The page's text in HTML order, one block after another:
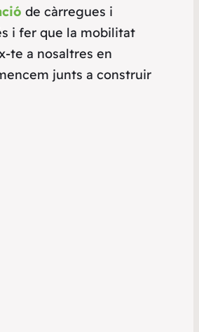
de càrregues i
i fer que la mobilitat
te a nosaltres en
junts a construir